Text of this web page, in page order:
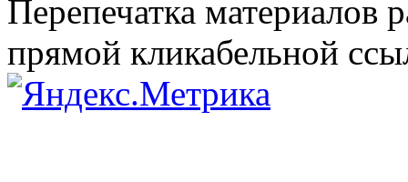
Перепечатка материалов
прямой кликабельной